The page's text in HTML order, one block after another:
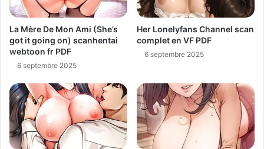
La Mère De Mon Ami (She’s
got it going on) scanhentai
webtoon fr PDF
6 septembre 2025
Her Lonelyfans Channel scan
complet en VF PDF
6 septembre 2025